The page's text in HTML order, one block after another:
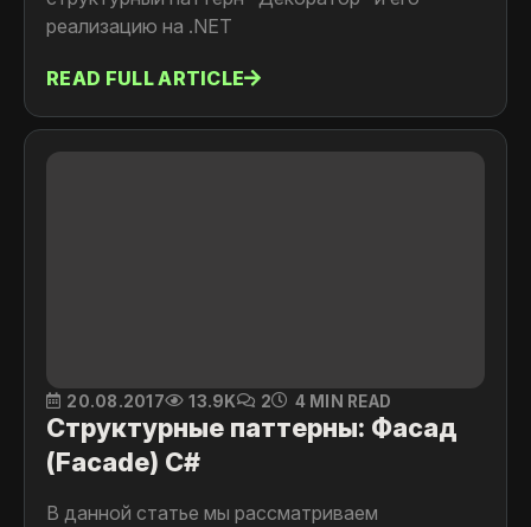
реализацию на .NET
READ FULL ARTICLE
20.08.2017 13.9K 2 4 MIN READ
Структурные паттерны: Фасад
(Facade) C#
В данной статье мы рассматриваем